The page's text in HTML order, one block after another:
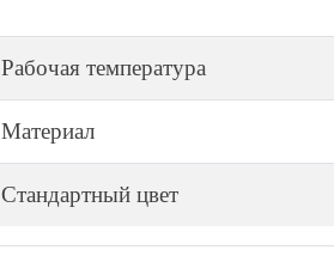
Рабочая температура
Материал
Стандартный цвет